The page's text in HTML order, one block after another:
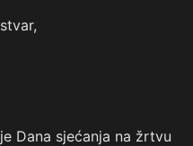
Dana sjećanja na žrtvu